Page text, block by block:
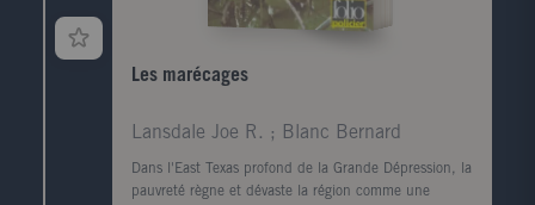
Les marécages
Lansdale Joe R. ; Blanc Bernard
Dans l'East Texas profond de la Grande Dépression, la
pauvreté règne et dévaste la région comme une